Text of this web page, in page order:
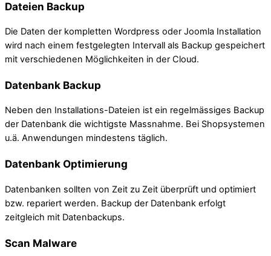
Dateien Backup
Die Daten der kompletten Wordpress oder Joomla Installation
wird nach einem festgelegten Intervall als Backup gespeichert
mit verschiedenen Möglichkeiten in der Cloud.
Datenbank Backup
Neben den Installations-Dateien ist ein regelmässiges Backup
der Datenbank die wichtigste Massnahme. Bei Shopsystemen
u.ä. Anwendungen mindestens täglich.
Datenbank Optimierung
Datenbanken sollten von Zeit zu Zeit überprüft und optimiert
bzw. repariert werden. Backup der Datenbank erfolgt
zeitgleich mit Datenbackups.
Scan Malware